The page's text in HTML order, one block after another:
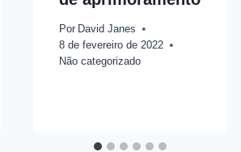
Por David Janes
8 de fevereiro de 2022
Não categorizado